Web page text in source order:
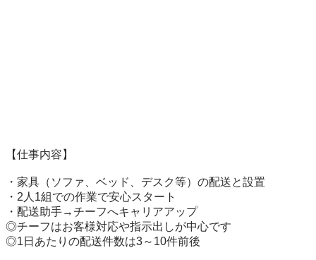
【仕事内容】
・家具（ソファ、ベッド、デスク等）の配送と設置
・2人1組での作業で安心スタート
・配送助手→チーフへキャリアアップ
◎チーフはお客様対応や指示出しが中心です
◎1日あたりの配送件数は3～10件前後